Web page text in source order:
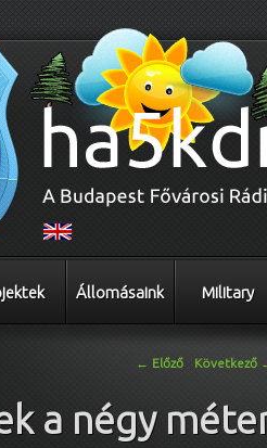
Állomásaink Military
← Előző Következő
a négy